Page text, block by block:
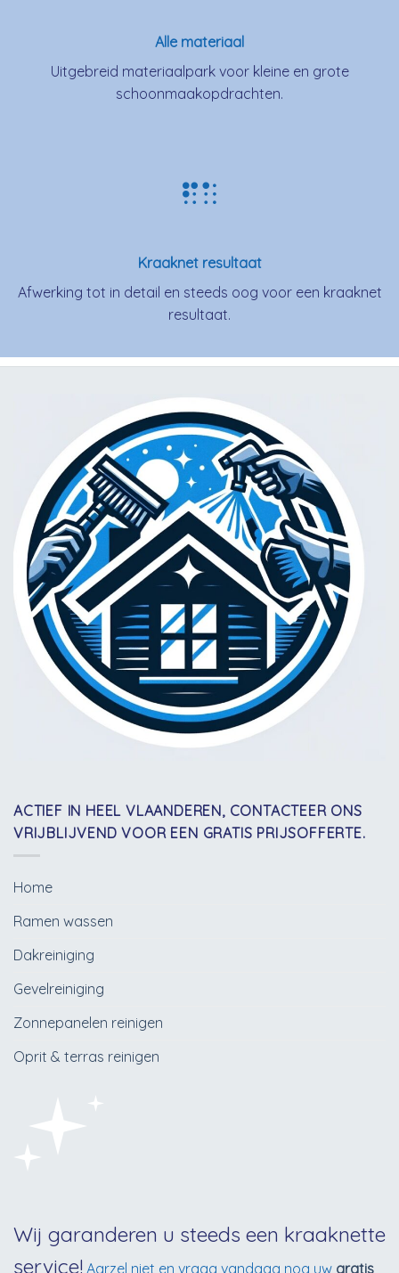
Alle materiaal
Uitgebreid materiaalpark voor kleine en grote
schoonmaakopdrachten.
Kraaknet resultaat
Afwerking tot in detail en steeds oog voor een kraaknet
resultaat.
ACTIEF IN HEEL VLAANDEREN, CONTACTEER ONS
VRIJBLIJVEND VOOR EEN GRATIS PRIJSOFFERTE.
Home
Ramen wassen
Dakreiniging
Gevelreiniging
Zonnepanelen reinigen
Oprit & terras reinigen
Wij garanderen u steeds een kraaknette
service! Aarzel niet en vraag vandaag nog uw gratis